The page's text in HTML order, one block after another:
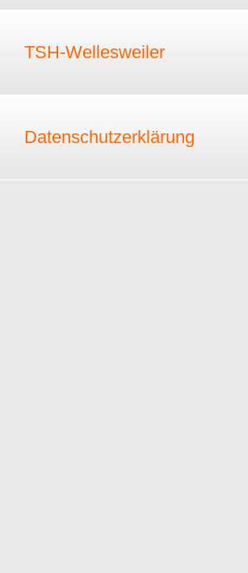
TSH-Wellesweiler
Datenschutzerklärung